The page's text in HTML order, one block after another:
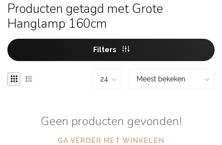
Producten getagd met Grote
Hanglamp 160cm
Filters
Geen producten gevonden!
GA VERDER MET WINKELEN